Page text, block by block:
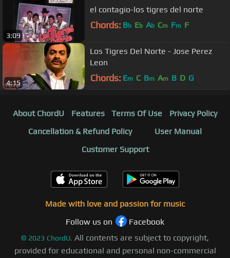
3:09
el contagio-los tigres del norte
Chords: Bb Eb Ab Cm Fm F
4:15
Los Tigres Del Norte - Jose Perez
Leon
Chords: Em C Bm Am B D G
About ChordU Features Terms Of Use
Privacy Policy
Cancellation & Refund Policy
User Manual
Customer Support
Made with love and passion for music
Follow us on
Facebook
© 2023 ChordU. All contents are subject to copyright,
provided for educational and personal non-commercial